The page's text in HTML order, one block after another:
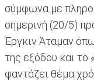
σύμφωνα με
σημερινή (20/5)
Έργκιν Άταμαν
της εξόδου και το
φαντάζει θέμα